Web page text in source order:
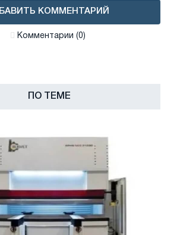
КОММЕНТАРИЙ
Комментарии (0)
ПО ТЕМЕ